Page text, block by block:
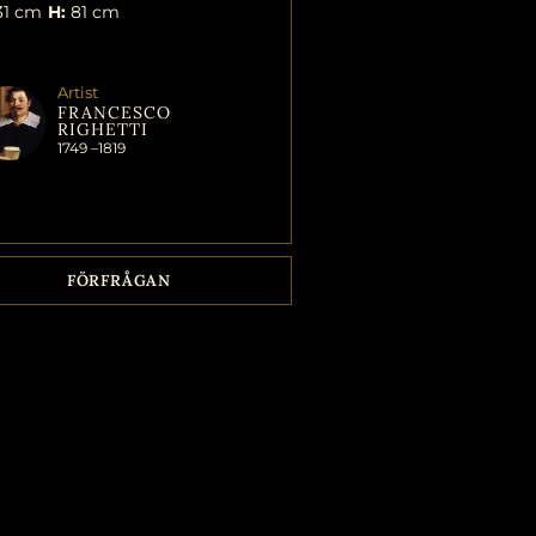
cm H:81 cm
Artist
FRANCESCO
RIGHETTI
1749 –1819
FÖRFRÅGAN